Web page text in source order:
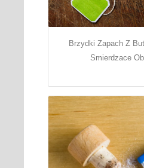
Brzydki Zapach Z
Smierdzace